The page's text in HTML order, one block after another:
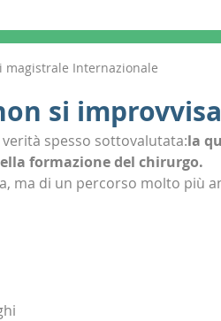
magistrale Internazionale
si improvvisa
spesso sottovalutata:la
formazione del chirurgo.
ma di un percorso molto più